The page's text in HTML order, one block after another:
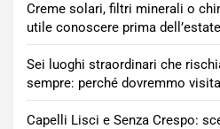
Creme solari, filtri minerali o
utile conoscere prima dell’estate
Sei luoghi straordinari che
sempre: perché dovremmo
Capelli Lisci e Senza Crespo: